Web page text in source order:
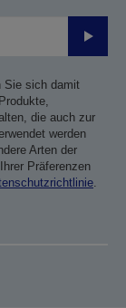
Sie sich damit
die auch zur
werden
Arten der
Präferenzen
.